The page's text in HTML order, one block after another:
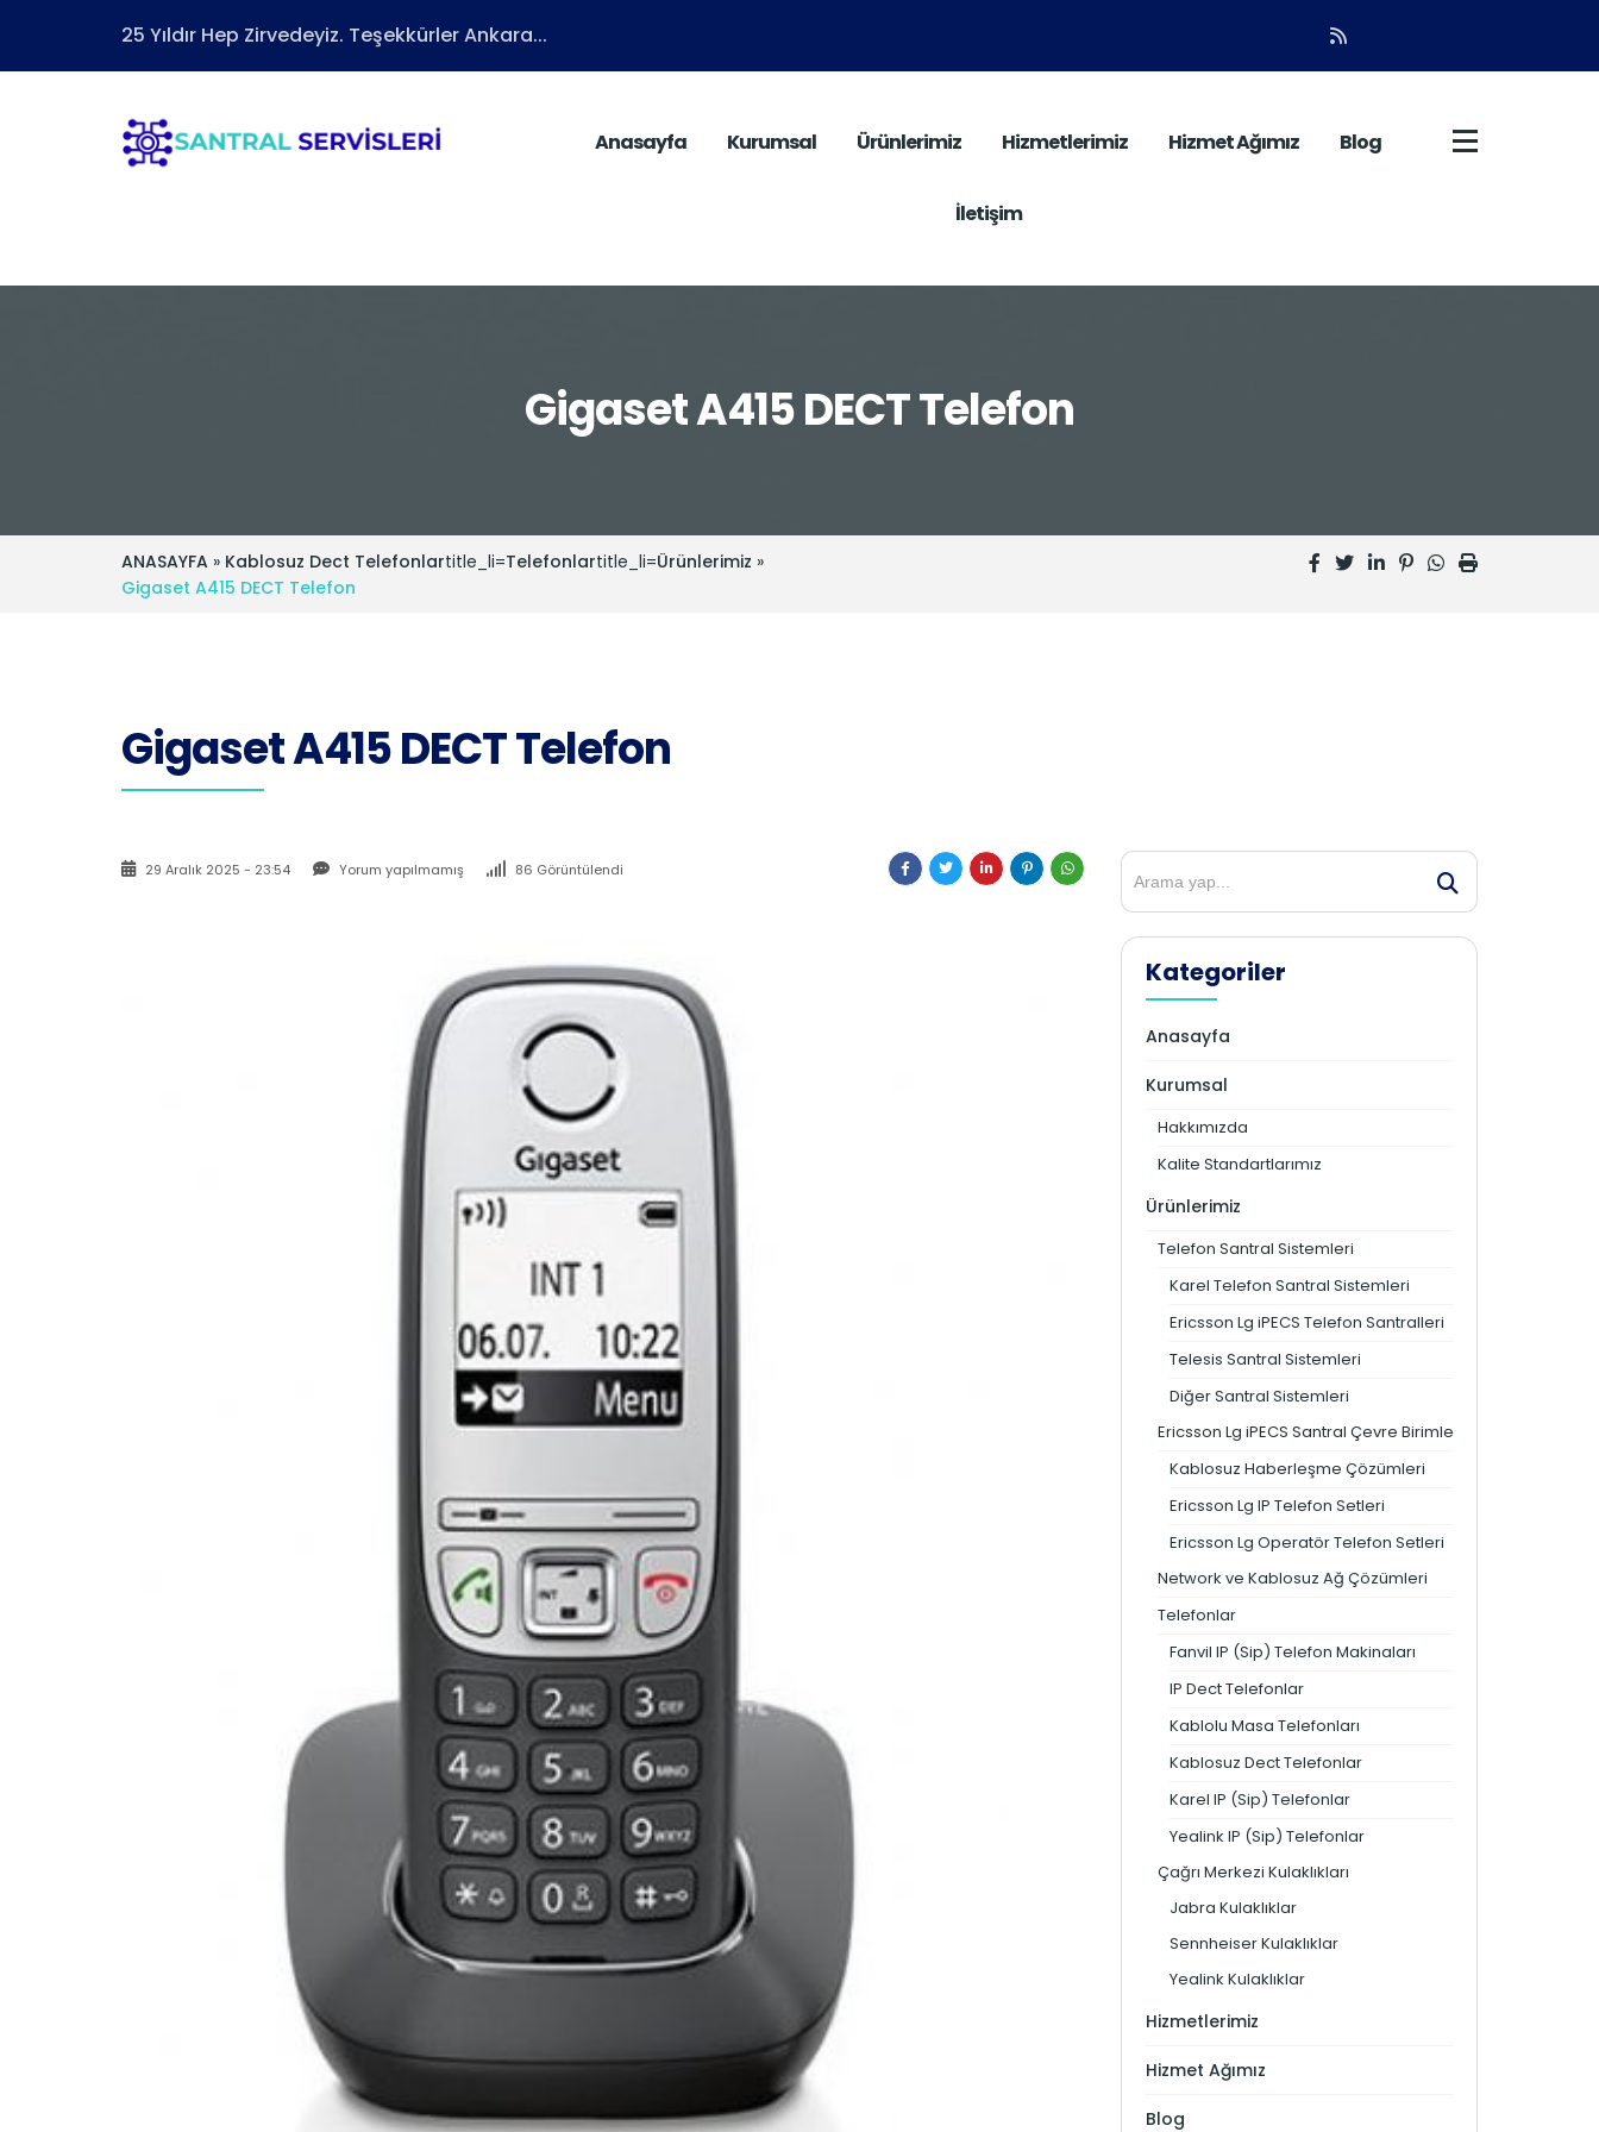
25 Yıldır Hep Zirvedeyiz. Teşekkürler Ankara...
Anasayfa Kurumsal Ürünlerimiz Hizmetlerimiz Hizmet Ağımız Blog
İletişim
Gigaset A415 DECT Telefon
ANASAYFA » Kablosuz Dect Telefonlartitle_li=Telefonlartitle_li=Ürünlerimiz »
Gigaset A415 DECT Telefon
Gigaset A415 DECT Telefon
Kategoriler
Anasayfa
Kurumsal
Hakkımızda
Kalite Standartlarımız
Ürünlerimiz
Telefon Santral Sistemleri
Karel Telefon Santral Sistemleri
Ericsson Lg iPECS Telefon Santralleri
Telesis Santral Sistemleri
Diğer Santral Sistemleri
Ericsson Lg iPECS Santral Çevre Birimleri
Kablosuz Haberleşme Çözümleri
Ericsson Lg IP Telefon Setleri
Ericsson Lg Operatör Telefon Setleri
Network ve Kablosuz Ağ Çözümleri
Telefonlar
Fanvil IP (Sip) Telefon Makinaları
IP Dect Telefonlar
Kablolu Masa Telefonları
Kablosuz Dect Telefonlar
Karel IP (Sip) Telefonlar
Yealink IP (Sip) Telefonlar
Çağrı Merkezi Kulaklıkları
Jabra Kulaklıklar
Sennheiser Kulaklıklar
Yealink Kulaklıklar
Hizmetlerimiz
Hizmet Ağımız
Blog
29 Aralık 2025 - 23:54 Yorum yapılmamış 86 Görüntülendi